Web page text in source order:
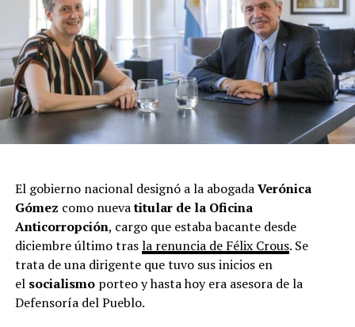
El gobierno nacional designó a la abogadaVerónica
Gómez como nuevatitular de la Oficina
Anticorropción, cargo que estaba bacante desde
diciembre último trasla renuncia de Félix Crous. Se
trata de una dirigente que tuvo sus inicios en
el socialismoporteo y hasta hoy era asesora de la
Defensoría del Pueblo.